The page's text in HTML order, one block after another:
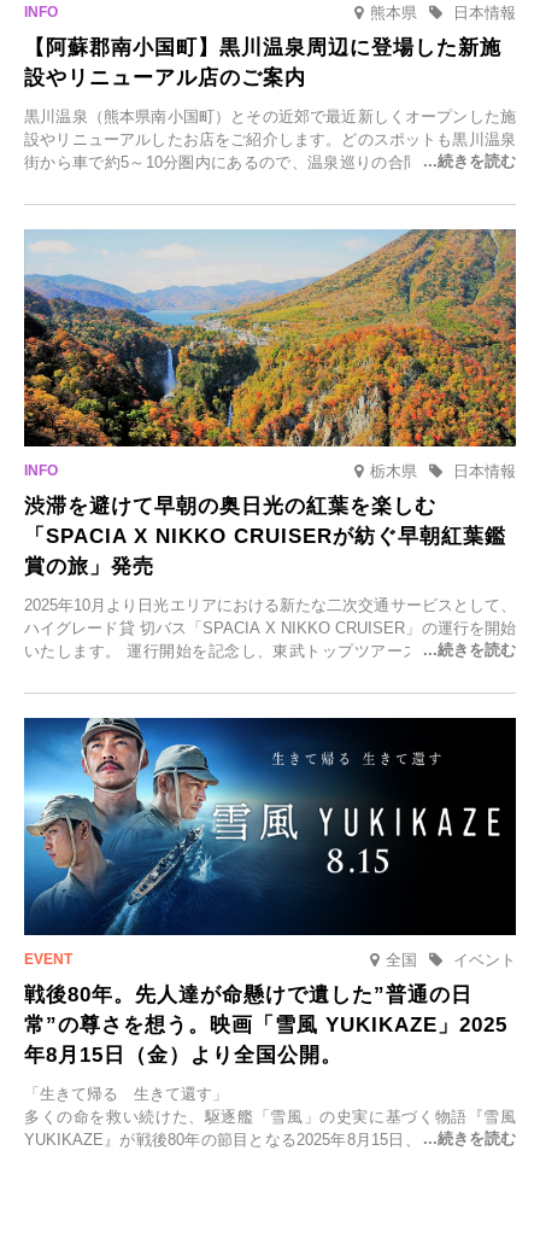
熊本県 日本情報
【阿蘇郡南小国町】黒川温泉周辺に登場した新施
設やリニューアル店のご案内
黒川温泉（熊本県南小国町）とその近郊で最近新しくオープンした施
設やリニューアルしたお店をご紹介します。どのスポットも黒川温泉
街から車で約5～10分圏内にあるので、温泉巡りの合間に気軽に立ち
元食材にこだわったレストランなど、多彩な魅力が満載です。黒川温
泉の新たな楽しみとしてチェックしてみてください。
栃木県 日本情報
渋滞を避けて早朝の奥日光の紅葉を楽しむ
「SPACIA X NIKKO CRUISERが紡ぐ早朝紅葉鑑
賞の旅」発売
2025年10月より日光エリアにおける新たな二次交通サービスとして、
ハイグレード貸 切バス「SPACIA X NIKKO CRUISER」の運行を開始
いたします。 運行開始を記念し、東武トップツアーズ株式会社では
2025年9月12日(金)より発売いたします。
全国 イベント
戦後80年。先人達が命懸けで遺した”普通の日
常”の尊さを想う。映画「雪風 YUKIKAZE」2025
年8月15日（金）より全国公開。
「生きて帰る 生きて還す」
多くの命を救い続けた、駆逐艦「雪風」の史実に基づく物語『雪風
YUKIKAZE』が戦後80年の節目となる2025年8月15日、全国公開され